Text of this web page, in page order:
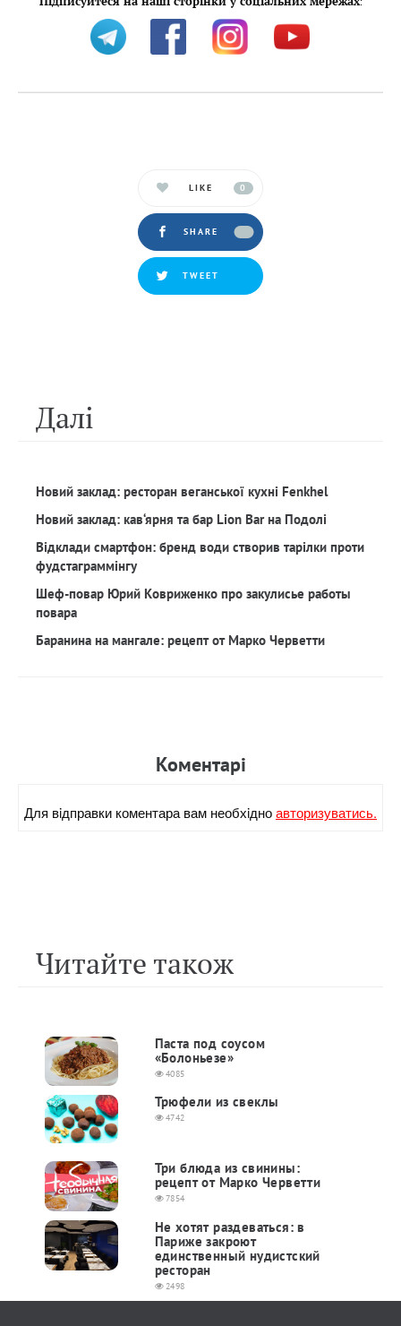
LIKE 0
SHARE
TWEET
Далi
Новий заклад: ресторан веганської кухні Fenkhel
Новий заклад: кав‘ярня та бар Lion Bar на Подолі
Відклади смартфон: бренд води створив тарілки проти
фудстаграммінгу
Шеф-повар Юрий Ковриженко про закулисье работы
повара
Баранина на мангале: рецепт от Марко Черветти
Коментарi
Для вiдправки коментара вам необхiдноавторизуватись.
Читайте також
Паста под соусом
«Болоньезе»
4085
Трюфели из свеклы
4742
Три блюда из свинины:
рецепт от Марко Черветти
7854
Не хотят раздеваться: в
Париже закроют
единственный нудистский
ресторан
2498